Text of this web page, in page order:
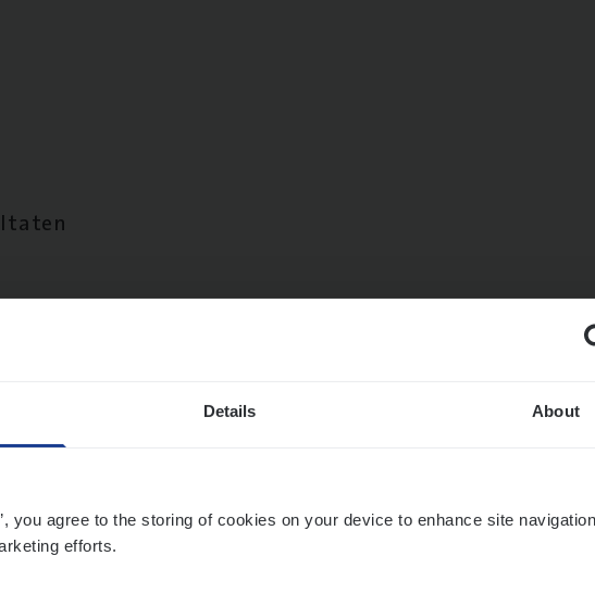
Details About
you agree to the storing of cookies on your device to enhance site
efforts.